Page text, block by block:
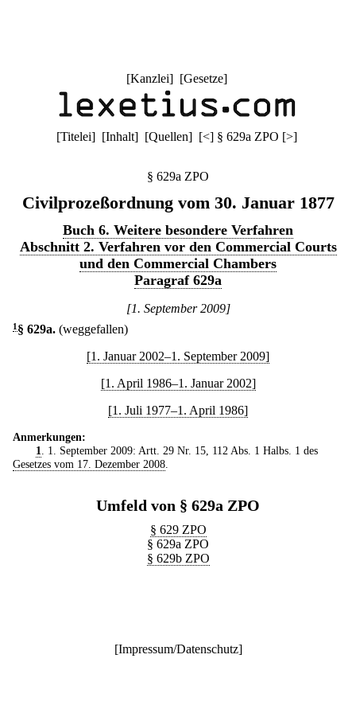
[Kanzlei] [Gesetze]
[Titelei] [Inhalt] [Quellen] [<] § 629a ZPO [>]
§ 629a ZPO
Civilprozeßordnung vom 30. Januar 1877
Buch 6. Weitere besondere Verfahren
Abschnitt 2. Verfahren vor den Commercial Courts
und den Commercial Chambers
Paragraf 629a
[1. September 2009]
1 § 629a. (weggefallen)
[1. Januar 2002–1. September 2009]
[1. April 1986–1. Januar 2002]
[1. Juli 1977–1. April 1986]
Anmerkungen:
1
. 1. September 2009: Artt. 29 Nr. 15, 112 Abs. 1 Halbs. 1 des
Gesetzes vom 17. Dezember 2008
Umfeld von § 629a ZPO
§ 629 ZPO
§ 629a ZPO
§ 629b ZPO
[Impressum/Datenschutz]